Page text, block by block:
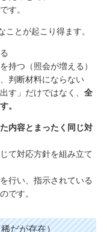
です。
ことが起こり得ます。
持つ（照会が増える）
判断材料にならない
す」だけではなく、 全
。
内容とまったく同じ対
て対応方針を組み立て
行い、指示されている
です。
だが存在）